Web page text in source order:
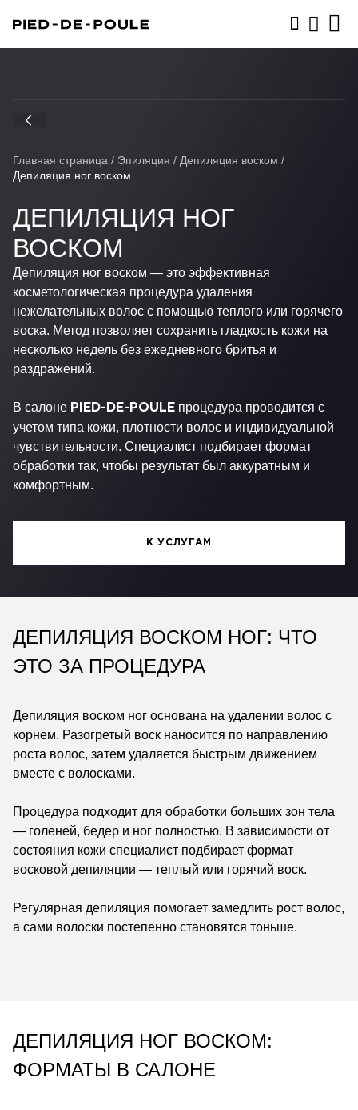
Главная страница / Эпиляция / Депиляция воском /
Депиляция ног воском
ДЕПИЛЯЦИЯ НОГ
ВОСКОМ
Депиляция ног воском — это эффективная
косметологическая процедура удаления
нежелательных волос с помощью теплого или горячего
воска. Метод позволяет сохранить гладкость кожи на
несколько недель без ежедневного бритья и
раздражений.
В салоне PIED-DE-POULE процедура проводится с
учетом типа кожи, плотности волос и индивидуальной
чувствительности. Специалист подбирает формат
обработки так, чтобы результат был аккуратным и
комфортным.
К УСЛУГАМ
ДЕПИЛЯЦИЯ ВОСКОМ НОГ: ЧТО
ЭТО ЗА ПРОЦЕДУРА
Депиляция воском ног основана на удалении волос с
корнем. Разогретый воск наносится по направлению
роста волос, затем удаляется быстрым движением
вместе с волосками.
Процедура подходит для обработки больших зон тела
— голеней, бедер и ног полностью. В зависимости от
состояния кожи специалист подбирает формат
восковой депиляции — теплый или горячий воск.
Регулярная депиляция помогает замедлить рост волос,
а сами волоски постепенно становятся тоньше.
ДЕПИЛЯЦИЯ НОГ ВОСКОМ:
ФОРМАТЫ В САЛОНЕ